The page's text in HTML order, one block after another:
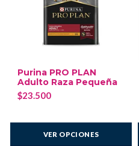
Purina PRO PLAN
Adulto Raza Pequeña
$23.500
VER OPCIONES